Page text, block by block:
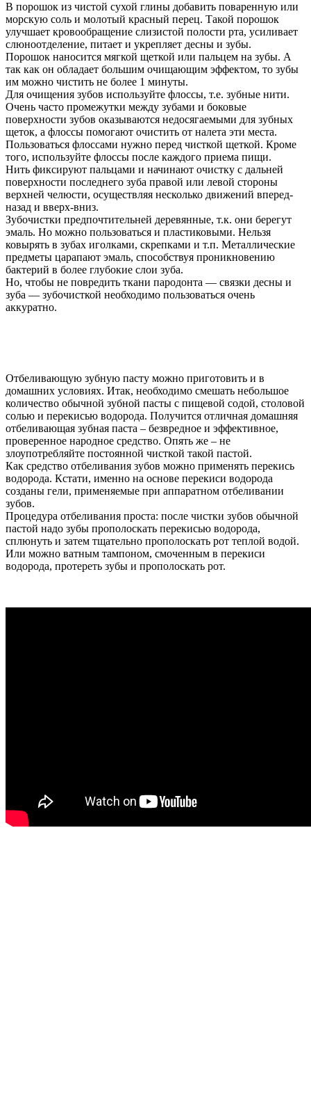
В порошок из чистой сухой глины добавить поваренную или
морскую соль и молотый красный перец. Такой порошок
улучшает кровообращение слизистой полости рта, усиливает
слюноотделение, питает и укрепляет десны и зубы.
Порошок наносится мягкой щеткой или пальцем на зубы. А
так как он обладает большим очищающим эффектом, то зубы
им можно чистить не более 1 минуты.
Для очищения зубов используйте флоссы, т.е. зубные нити.
Очень часто промежутки между зубами и боковые
поверхности зубов оказываются недосягаемыми для зубных
щеток, а флоссы помогают очистить от налета эти места.
Пользоваться флоссами нужно перед чисткой щеткой. Кроме
того, используйте флоссы после каждого приема пищи.
Нить фиксируют пальцами и начинают очистку с дальней
поверхности последнего зуба правой или левой стороны
верхней челюсти, осуществляя несколько движений вперед-
назад и вверх-вниз.
Зубочистки предпочтительней деревянные, т.к. они берегут
эмаль. Но можно пользоваться и пластиковыми. Нельзя
ковырять в зубах иголками, скрепками и т.п. Металлические
предметы царапают эмаль, способствуя проникновению
бактерий в более глубокие слои зуба.
Но, чтобы не повредить ткани пародонта — связки десны и
зуба — зубочисткой необходимо пользоваться очень
аккуратно.
Отбеливающую зубную пасту можно приготовить и в
домашних условиях. Итак, необходимо смешать небольшое
количество обычной зубной пасты с пищевой содой, столовой
солью и перекисью водорода. Получится отличная домашняя
отбеливающая зубная паста – безвредное и эффективное,
проверенное народное средство. Опять же – не
злоупотребляйте постоянной чисткой такой пастой.
Как средство отбеливания зубов можно применять перекись
водорода. Кстати, именно на основе перекиси водорода
созданы гели, применяемые при аппаратном отбеливании
зубов.
Процедура отбеливания проста: после чистки зубов обычной
пастой надо зубы прополоскать перекисью водорода,
сплюнуть и затем тщательно прополоскать рот теплой водой.
Или можно ватным тампоном, смоченным в перекиси
водорода, протереть зубы и прополоскать рот.